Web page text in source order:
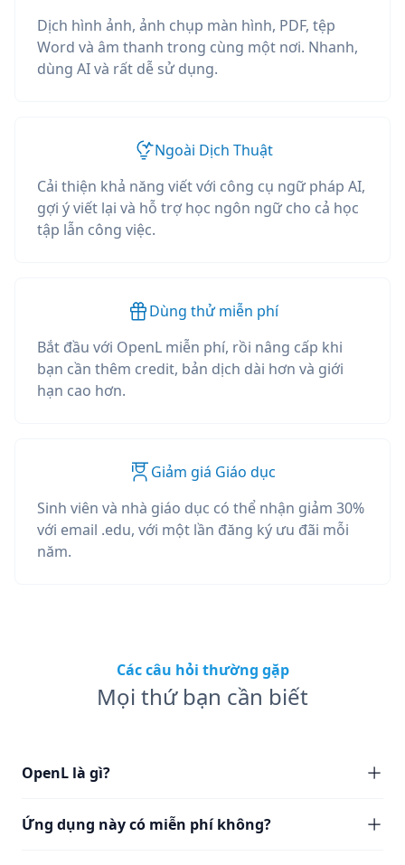
Dịch hình ảnh, ảnh chụp màn hình, PDF, tệp
Word và âm thanh trong cùng một nơi. Nhanh,
dùng AI và rất dễ sử dụng.
Ngoài Dịch Thuật
Cải thiện khả năng viết với công cụ ngữ pháp AI,
gợi ý viết lại và hỗ trợ học ngôn ngữ cho cả học
tập lẫn công việc.
Dùng thử miễn phí
Bắt đầu với OpenL miễn phí, rồi nâng cấp khi
bạn cần thêm credit, bản dịch dài hơn và giới
hạn cao hơn.
Giảm giá Giáo dục
Sinh viên và nhà giáo dục có thể nhận giảm 30%
với email .edu, với một lần đăng ký ưu đãi mỗi
năm.
Các câu hỏi thường gặp
Mọi thứ bạn cần biết
OpenL là gì?
Ứng dụng này có miễn phí không?